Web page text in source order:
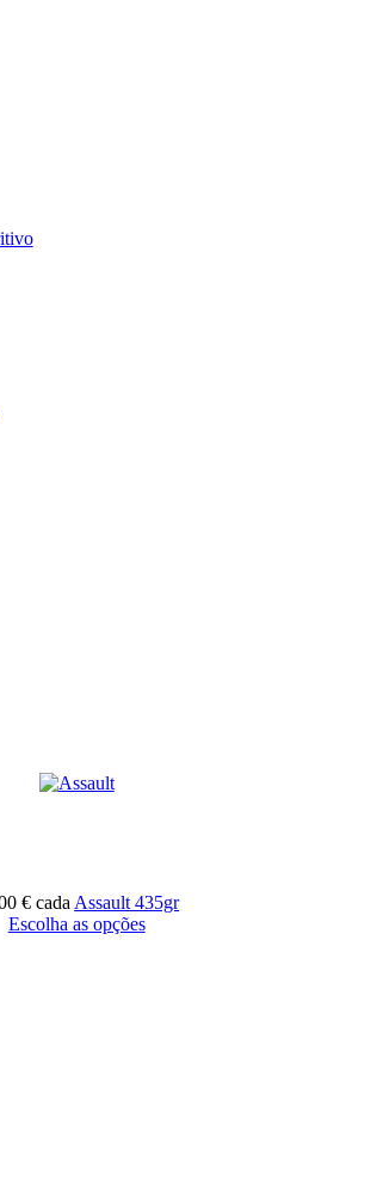
€ cada Assault 435gr
Escolha as opções